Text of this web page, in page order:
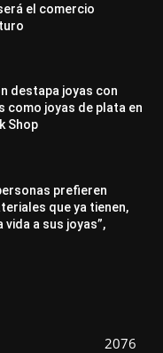
el comercio
destapa joyas con
como joyas de plata en
Shop
prefieren
que ya tienen,
vida a sus joyas”,
2076